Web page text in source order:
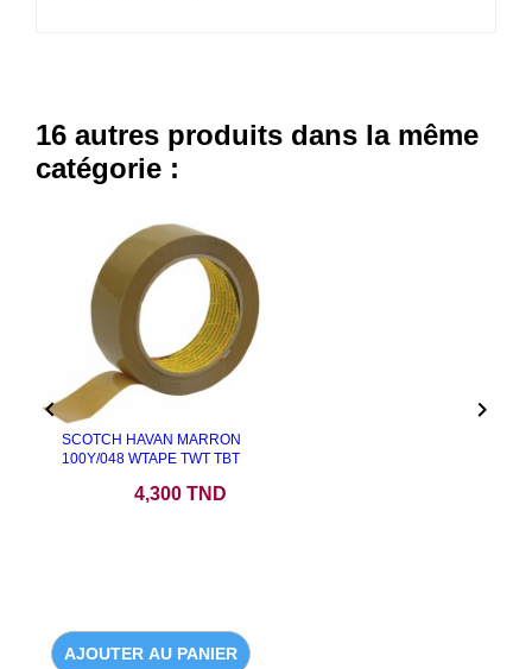
16 autres produits dans la même
catégorie :
SCOTCH HAVAN MARRON
100Y/048 WTAPE TWT TBT
4,300 TND
AJOUTER AU PANIER
 